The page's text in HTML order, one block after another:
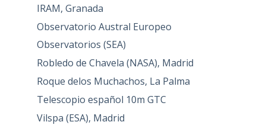
IRAM, Granada
Observatorio Austral Europeo
Observatorios (SEA)
Robledo de Chavela (NASA), Madrid
Roque delos Muchachos, La Palma
Telescopio español 10m GTC
Vilspa (ESA), Madrid